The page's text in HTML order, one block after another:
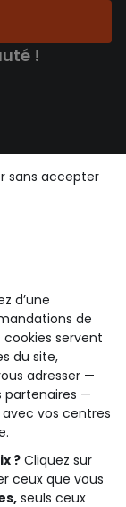
!
d’une
de
cookies servent
du site,
adresser —
partenaires —
vos centres
? Cliquez sur
ceux que vous
seuls ceux
sans accepter